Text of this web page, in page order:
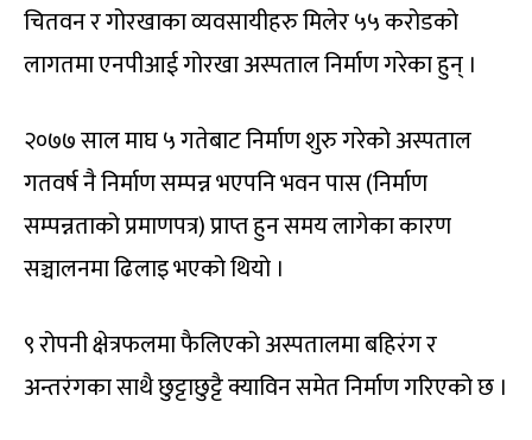
चितवन र गोरखाका व्यवसायीहरु मिलेर ५५ करोडको
लागतमा एनपीआई गोरखा अस्पताल निर्माण गरेका हुन् ।
२०७७ साल माघ ५ गतेबाट निर्माण शुरु गरेको अस्पताल
गतवर्ष नै निर्माण सम्पन्न भएपनि भवन पास (निर्माण
सम्पन्नताको प्रमाणपत्र) प्राप्त हुन समय लागेका कारण
सञ्चालनमा ढिलाइ भएको थियो ।
९ रोपनी क्षेत्रफलमा फैलिएको अस्पतालमा बहिरंग र
अन्तरंगका साथै छुट्टाछुट्टै क्याविन समेत निर्माण गरिएको छ ।